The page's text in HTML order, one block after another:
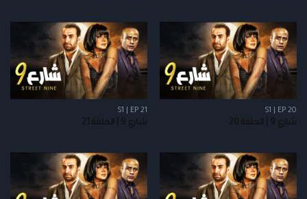
S1 | EP 20
شارع 9 | الحلقة 20
S1 | EP 21
شارع 9 | الحلقة 21